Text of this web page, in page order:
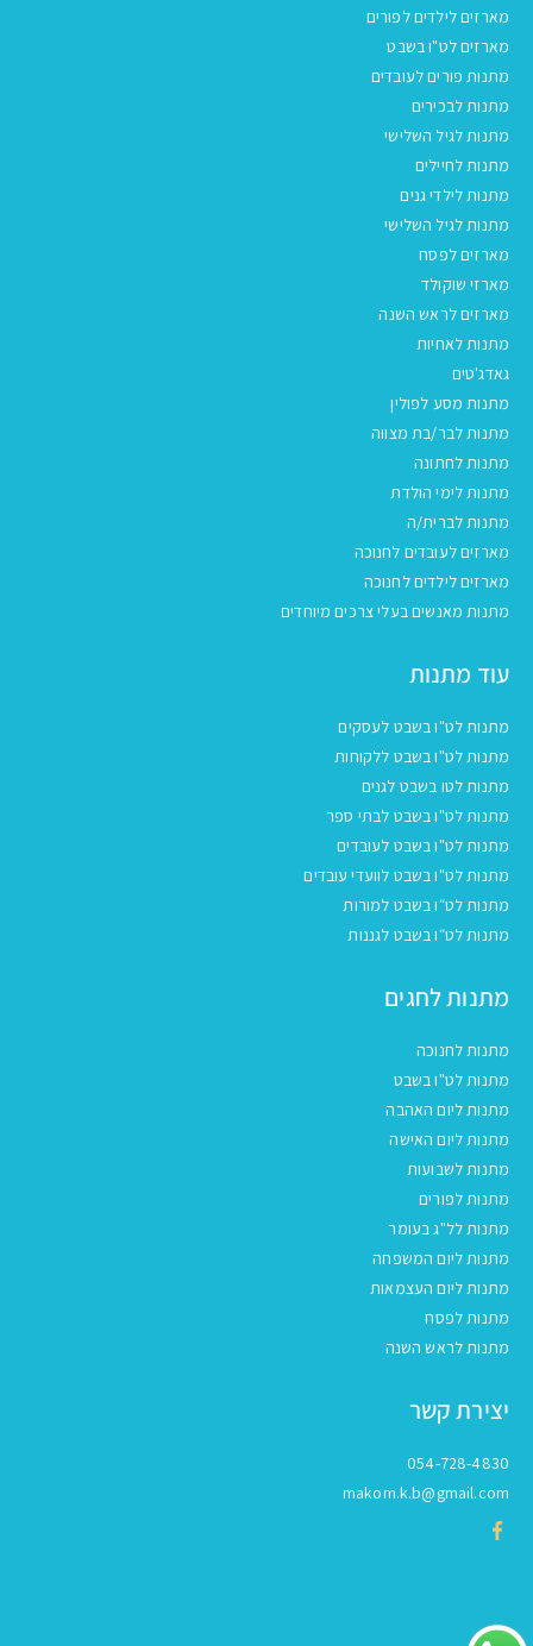
מארזים לילדים לפורים
מארזים לט"ו בשבט
מתנות פורים לעובדים
מתנות לבכירים
מתנות לגיל השלישי
מתנות לחיילים
מתנות לילדי גנים
מתנות לגיל השלישי
מארזים לפסח
מארזי שוקולד
מארזים לראש השנה
מתנות לאחיות
גאדג'טים
מתנות מסע לפולין
מתנות לבר/בת מצווה
מתנות לחתונה
מתנות לימי הולדת
מתנות לברית/ה
מארזים לעובדים לחנוכה
מארזים לילדים לחנוכה
מתנות מאנשים בעלי צרכים מיוחדים
עוד מתנות
מתנות לט"ו בשבט לעסקים
מתנות לט"ו בשבט ללקוחות
מתנות לטו בשבט לגנים
מתנות לט"ו בשבט לבתי ספר
מתנות לט"ו בשבט לעובדים
מתנות לט"ו בשבט לוועדי עובדים
מתנות לט״ו בשבט למורות
מתנות לט״ו בשבט לגננות
מתנות לחגים
מתנות לחנוכה
מתנות לט"ו בשבט
מתנות ליום האהבה
מתנות ליום האישה
מתנות לשבועות
מתנות לפורים
מתנות לל"ג בעומר
מתנות ליום המשפחה
מתנות ליום העצמאות
מתנות לפסח
מתנות לראש השנה
יצירת קשר
054-728-4830
makom.k.b@gmail.com